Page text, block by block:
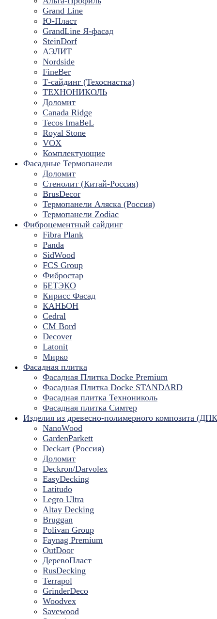
Grand Line
Ю-Пласт
GrandLine Я-фасад
SteinDorf
АЭЛИТ
Nordside
FineBer
Т-сайдинг (Техоснастка)
ТЕХНОНИКОЛЬ
Доломит
Canada Ridge
Tecos ImaBeL
Royal Stone
VOX
Комплектующие
Фасадные Термопанели
Доломит
Стенолит (Китай-Россия)
BrusDecor
Термопанели Аляска (Россия)
Термопанели Zodiac
Фиброцементный сайдинг
Fibra Plank
Panda
SidWood
FCS Group
Фибростар
БЕТЭКО
Кирисс Фасад
КАНЬОН
Cedral
CM Bord
Decover
Latonit
Мирко
Фасадная плитка
Фасадная Плитка Docke Premium
Фасадная Плитка Docke STANDARD
Фасадная плитка Технониколь
Фасадная плитка Симтер
Изделия из древесно-полимерного композита
NanoWood
GardenParkett
Deckart (Россия)
Доломит
Deckron/Darvolex
EasyDecking
Latitudo
Legro Ultra
Altay Decking
Bruggan
Polivan Group
Faynag Premium
OutDoor
ДеревоПласт
RusDecking
Terrapol
GrinderDeco
Woodvex
Savewood